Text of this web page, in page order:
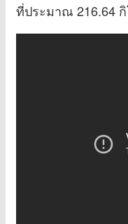
ที่ประมาณ 216.64